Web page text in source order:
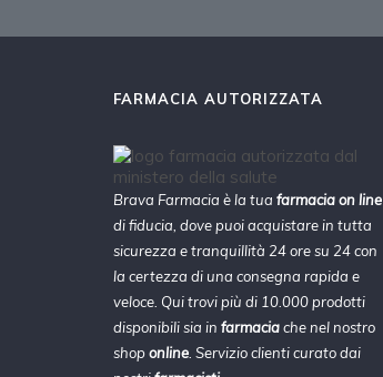
FARMACIA AUTORIZZATA
Brava Farmacia è la tua farmacia on line
di fiducia, dove puoi acquistare in tutta
sicurezza e tranquillità 24 ore su 24 con
la certezza di una consegna rapida e
veloce. Qui trovi più di 10.000 prodotti
disponibili sia in farmaciache nel nostro
shoponline . Servizio clienti curato dai